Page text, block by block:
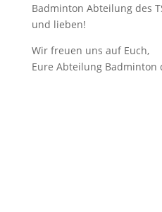
Badminton Abteilung des
und lieben!
Wir freuen uns auf Euch,
Eure Abteilung Badminton